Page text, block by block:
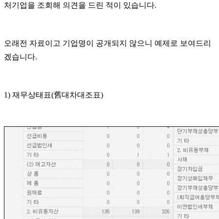
처기업을 조회해 의견을 드린 적이 있습니다.
오래전 자료이고 기업명이 공개되지 않으니 예제로 보여드리
겠습니다.
1) 재무상태표(舊대차대조표)